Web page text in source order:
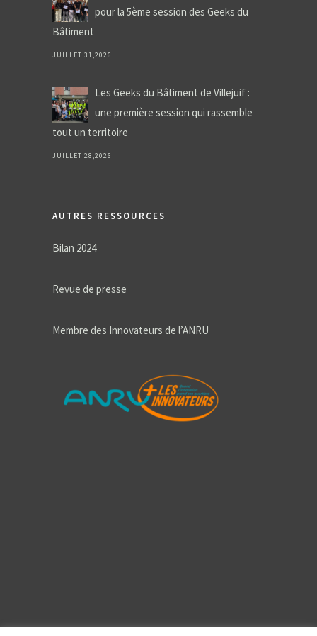
pour la 5ème session des Geeks du
Bâtiment
JUILLET 31,2026
Les Geeks du Bâtiment de Villejuif :
une première session qui rassemble
tout un territoire
JUILLET 28,2026
AUTRES RESSOURCES
Bilan 2024
Revue de presse
Membre des Innovateurs de l’ANRU